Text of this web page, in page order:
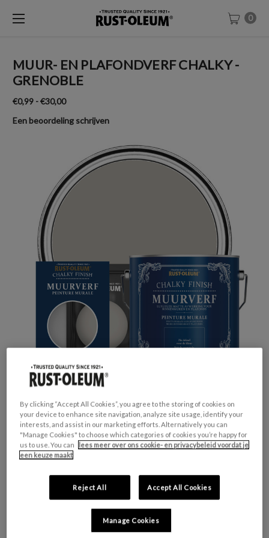
0
MUUR- EN PLAFONDVERF CHALKY -
GRENOBLE
€0,99 - €30,00
Een beoordeling schrijven
GESCHIKT VOOR:
KLEURCOLLECTIE: Neutrale tinten
Mat
By clicking “Accept All Cookies”, you agree to the storing of cookies on
your device to enhance site navigation, analyze site usage, identify your
interests, and assist in our marketing efforts. Alternatively you can
"Manage Cookies" to choose which categories of cookies you’re happy for
us to use. You can
lees meer over ons cookie- en privacybeleid voordat je
een keuze maakt
Reject All Accept All Cookies
Manage Cookies